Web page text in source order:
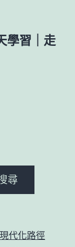
學習｜走
尋
代化路徑